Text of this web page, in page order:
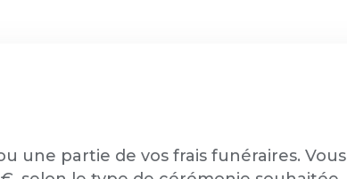
une partie de vos frais funéraires. Vous